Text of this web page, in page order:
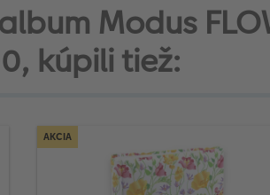
Modus
kúpili tiež:
AKCIA